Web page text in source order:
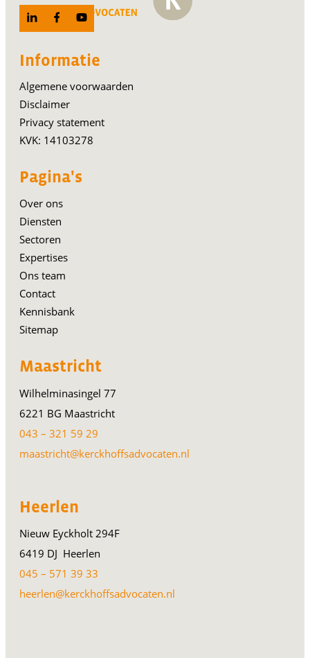
Informatie
Algemene voorwaarden
Disclaimer
Privacy statement
KVK: 14103278
Pagina's
Over ons
Diensten
Sectoren
Expertises
Ons team
Contact
Kennisbank
Sitemap
Maastricht
Wilhelminasingel 77
6221 BG Maastricht
043 – 321 59 29
maastricht@kerckhoffsadvocaten.nl
Heerlen
Nieuw Eyckholt 294F
6419 DJ Heerlen
045 – 571 39 33
heerlen@kerckhoffsadvocaten.nl